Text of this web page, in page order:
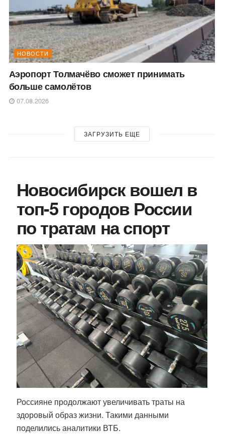
НОВОСТИ
Аэропорт Толмачёво сможет принимать
больше самолётов
07.08.2026
ЗАГРУЗИТЬ ЕЩЕ
Новосибирск вошел в
топ-5 городов России
по тратам на спорт
Россияне продолжают увеличивать траты на
здоровый образ жизни. Такими данными
поделились аналитики ВТБ.